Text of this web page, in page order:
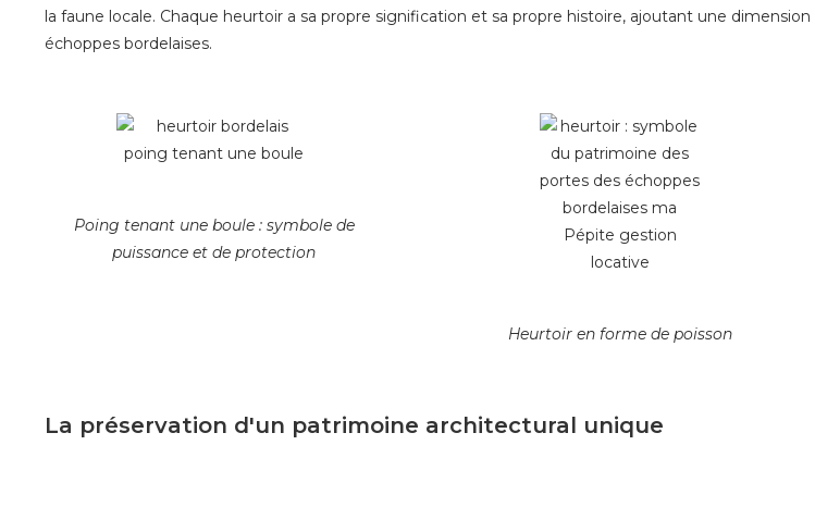
la faune locale. Chaque heurtoir a sa propre signification et sa propre histoire, ajoutant une
échoppes bordelaises.
Poing tenant une boule : symbole de
puissance et de protection
Heurtoir en forme de poisson
La préservation d'un patrimoine architectural unique